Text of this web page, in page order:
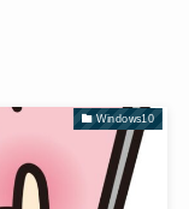
Windows10